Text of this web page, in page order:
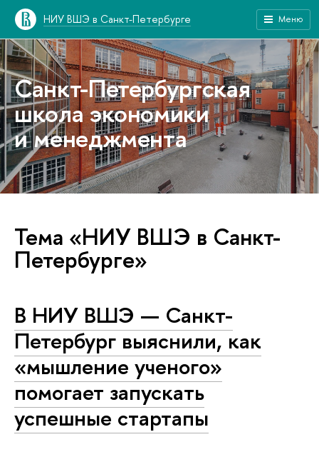
НИУ ВШЭ в Санкт-Петербурге Меню
Санкт-Петербургская
школа экономики
и менеджмента
Тема «НИУ ВШЭ в Санкт-
Петербурге»
В НИУ ВШЭ — Санкт-
Петербург выяснили, как
«мышление ученого»
помогает запускать
успешные стартапы